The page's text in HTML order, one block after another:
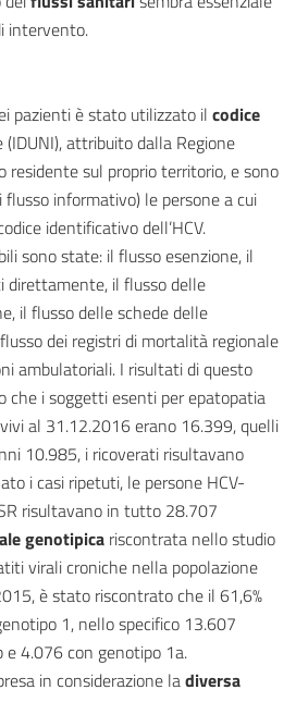
intervento.
pazienti è stato utilizzato il codice
(IDUNI), attribuito dalla Regione
residente sul proprio territorio, e sono
informativo) le persone a cui
identificativo dell’HCV.
sono state: il flusso esenzione, il
direttamente, il flusso delle
il flusso delle schede delle
dei registri di mortalità regionale
ambulatoriali. I risultati di questo
che i soggetti esenti per epatopatia
al 31.12.2016 erano 16.399, quelli
10.985, i ricoverati risultavano
i casi ripetuti, le persone HCV-
risultavano in tutto 28.707
genotipica riscontrata nello studio
virali croniche nella popolazione
è stato riscontrato che il 61,6%
1, nello specifico 13.607
e 4.076 con genotipo 1a.
in considerazione ladiversa